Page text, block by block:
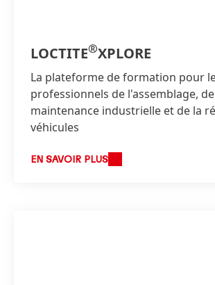
LOCTITE®XPLORE
La plateforme de formation pour
professionnels de l'assemblage,
maintenance industrielle et de la
véhicules
EN SAVOIR PLUS